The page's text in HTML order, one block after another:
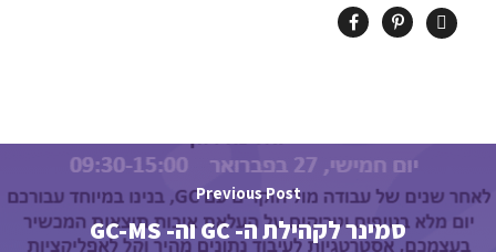
Previous Post
סמינר לקהילת ה- GC וה- GC-MS